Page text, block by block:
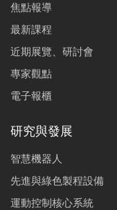
焦點報導
最新課程
近期展覽、研討會
專家觀點
電子報櫃
研究與發展
智慧機器人
先進與綠色製程設備
運動控制核心系統